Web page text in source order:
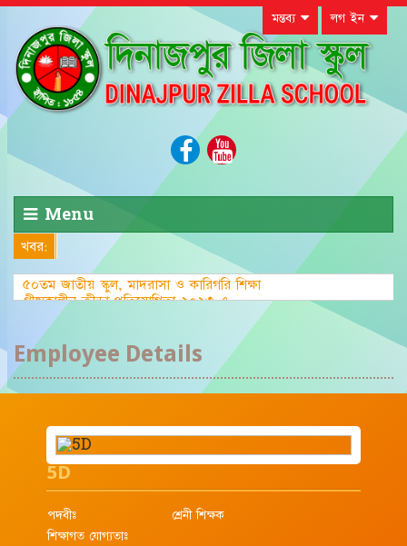
মন্তব্য লগ ইন
Menu
খবর:
৫০তম জাতীয় স্কুল, মাদরাসা ও কারিগরি শিক্ষা
গ্রীষ্মকালীন ক্রীড়া প্রতিযোগিতা-২০২৩ এ জেলা
Employee Details
5D
পদবীঃ
শ্রেনী শিক্ষক
শিক্ষাগত যোগ্যতাঃ